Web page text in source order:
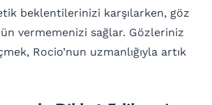
beklentilerinizi karşılarken, göz
vermemenizi sağlar. Gözleriniz
Rocio’nun uzmanlığıyla artık